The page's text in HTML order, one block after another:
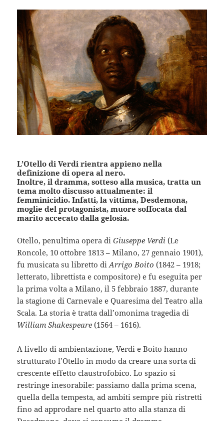
L’Otello di Verdi rientra appieno nella
definizione di opera al nero.
Inoltre, il dramma, sotteso alla musica, tratta un
tema molto discusso attualmente: il
femminicidio. Infatti, la vittima, Desdemona,
moglie del protagonista, muore soffocata dal
marito accecato dalla gelosia.
Otello, penultima opera diGiuseppe Verdi (Le
Roncole, 10 ottobre 1813 – Milano, 27 gennaio 1901),
fu musicata su libretto diArrigo Boito (1842 – 1918;
letterato, librettista e compositore) e fu eseguita per
la prima volta a Milano, il 5 febbraio 1887, durante
la stagione di Carnevale e Quaresima del Teatro alla
Scala. La storia è tratta dall’omonima tragedia di
William Shakespeare (1564 – 1616).
A livello di ambientazione, Verdi e Boito hanno
strutturato l’Otello in modo da creare una sorta di
crescente effetto claustrofobico. Lo spazio si
restringe inesorabile: passiamo dalla prima scena,
quella della tempesta, ad ambiti sempre più ristretti
fino ad approdare nel quarto atto alla stanza di